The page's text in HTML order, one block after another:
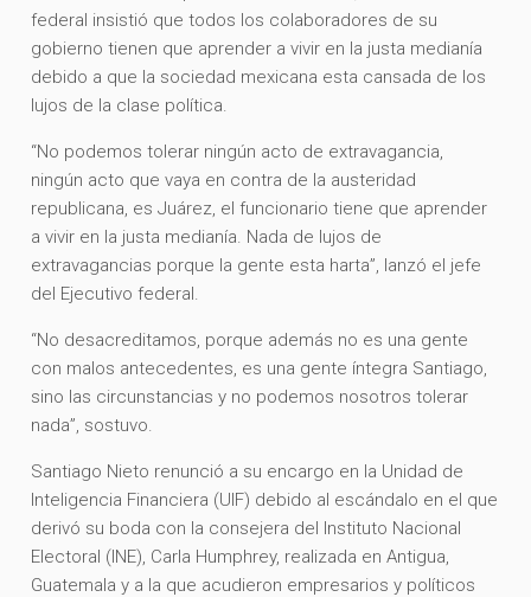
federal insistió que todos los colaboradores de su
gobierno tienen que aprender a vivir en la justa medianía
debido a que la sociedad mexicana esta cansada de los
lujos de la clase política.
“No podemos tolerar ningún acto de extravagancia,
ningún acto que vaya en contra de la austeridad
republicana, es Juárez, el funcionario tiene que aprender
a vivir en la justa medianía. Nada de lujos de
extravagancias porque la gente esta harta”, lanzó el jefe
del Ejecutivo federal.
“No desacreditamos, porque además no es una gente
con malos antecedentes, es una gente íntegra Santiago,
sino las circunstancias y no podemos nosotros tolerar
nada”, sostuvo.
Santiago Nieto renunció a su encargo en la Unidad de
Inteligencia Financiera (UIF) debido al escándalo en el que
derivó su boda con la consejera del Instituto Nacional
Electoral (INE), Carla Humphrey, realizada en Antigua,
Guatemala y a la que acudieron empresarios y políticos